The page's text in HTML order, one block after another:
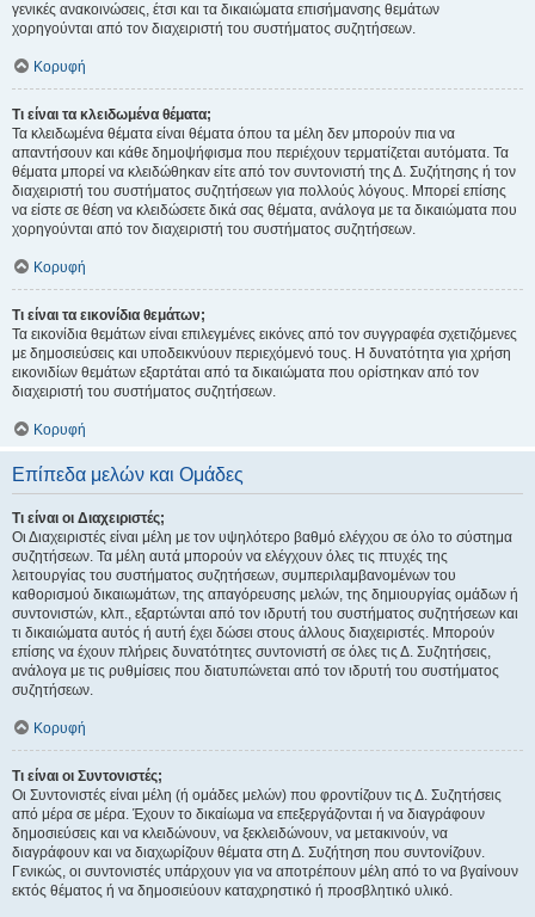
γενικές ανακοινώσεις, έτσι και τα δικαιώματα επισήμανσης θεμάτων
χορηγούνται από τον διαχειριστή του συστήματος συζητήσεων.
Κορυφή
Τι είναι τα κλειδωμένα θέματα;
Τα κλειδωμένα θέματα είναι θέματα όπου τα μέλη δεν μπορούν πια να
απαντήσουν και κάθε δημοψήφισμα που περιέχουν τερματίζεται αυτόματα. Τα
θέματα μπορεί να κλειδώθηκαν είτε από τον συντονιστή της Δ. Συζήτησης ή τον
διαχειριστή του συστήματος συζητήσεων για πολλούς λόγους. Μπορεί επίσης
να είστε σε θέση να κλειδώσετε δικά σας θέματα, ανάλογα με τα δικαιώματα που
χορηγούνται από τον διαχειριστή του συστήματος συζητήσεων.
Κορυφή
Τι είναι τα εικονίδια θεμάτων;
Τα εικονίδια θεμάτων είναι επιλεγμένες εικόνες από τον συγγραφέα σχετιζόμενες
με δημοσιεύσεις και υποδεικνύουν περιεχόμενό τους. Η δυνατότητα για χρήση
εικονιδίων θεμάτων εξαρτάται από τα δικαιώματα που ορίστηκαν από τον
διαχειριστή του συστήματος συζητήσεων.
Κορυφή
Επίπεδα μελών και Ομάδες
Τι είναι οι Διαχειριστές;
Οι Διαχειριστές είναι μέλη με τον υψηλότερο βαθμό ελέγχου σε όλο το σύστημα
συζητήσεων. Τα μέλη αυτά μπορούν να ελέγχουν όλες τις πτυχές της
λειτουργίας του συστήματος συζητήσεων, συμπεριλαμβανομένων του
καθορισμού δικαιωμάτων, της απαγόρευσης μελών, της δημιουργίας ομάδων ή
συντονιστών, κλπ., εξαρτώνται από τον ιδρυτή του συστήματος συζητήσεων και
τι δικαιώματα αυτός ή αυτή έχει δώσει στους άλλους διαχειριστές. Μπορούν
επίσης να έχουν πλήρεις δυνατότητες συντονιστή σε όλες τις Δ. Συζητήσεις,
ανάλογα με τις ρυθμίσεις που διατυπώνεται από τον ιδρυτή του συστήματος
συζητήσεων.
Κορυφή
Τι είναι οι Συντονιστές;
Οι Συντονιστές είναι μέλη (ή ομάδες μελών) που φροντίζουν τις Δ. Συζητήσεις
από μέρα σε μέρα. Έχουν το δικαίωμα να επεξεργάζονται ή να διαγράφουν
δημοσιεύσεις και να κλειδώνουν, να ξεκλειδώνουν, να μετακινούν, να
διαγράφουν και να διαχωρίζουν θέματα στη Δ. Συζήτηση που συντονίζουν.
Γενικώς, οι συντονιστές υπάρχουν για να αποτρέπουν μέλη από το να βγαίνουν
εκτός θέματος ή να δημοσιεύουν καταχρηστικό ή προσβλητικό υλικό.